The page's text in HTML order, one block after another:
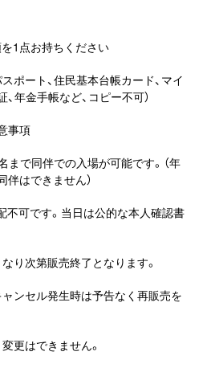
1点お持ちください
スポート、住民基本台帳カード、マイ
年金手帳など、コピー不可）
事項
まで同伴での入場が可能です。（年
はできません）
不可です。当日は公的な本人確認書
り次第販売終了となります。
ャンセル発生時は予告なく再販売を
更はできません。